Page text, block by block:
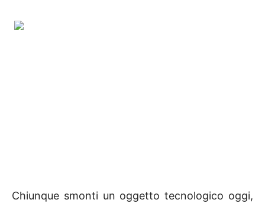
Chiunque smonti un oggetto tecnologico oggi,